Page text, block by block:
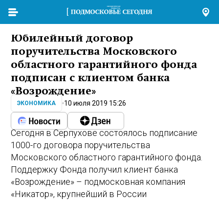
Юбилейный договор
поручительства Московского
областного гарантийного фонда
подписан с клиентом банка
«Возрождение»
ЭКОНОМИКА 10 июля 2019 15:26
Сегодня в Серпухове состоялось подписание
1000-го договора поручительства
Московского областного гарантийного фонда.
Поддержку Фонда получил клиент банка
«Возрождение» – подмосковная компания
«Никатор», крупнейший в России